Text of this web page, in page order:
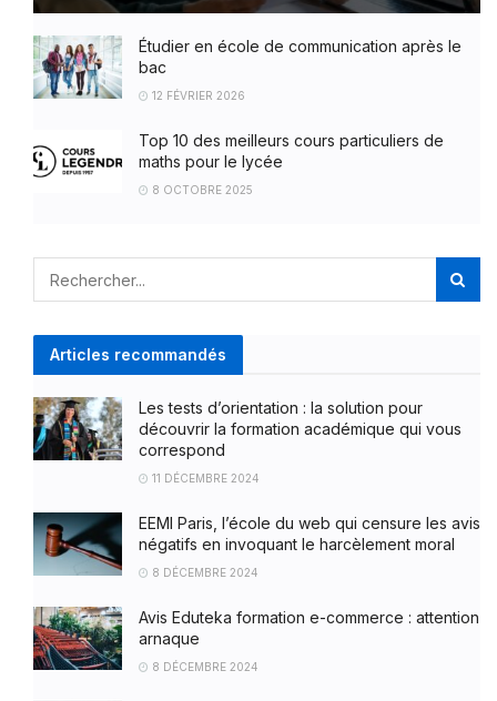
Étudier en école de communication après le
bac
12 FÉVRIER 2026
Top 10 des meilleurs cours particuliers de
maths pour le lycée
8 OCTOBRE 2025
Articles recommandés
Les tests d’orientation : la solution pour
découvrir la formation académique qui vous
correspond
11 DÉCEMBRE 2024
EEMI Paris, l’école du web qui censure les avis
négatifs en invoquant le harcèlement moral
8 DÉCEMBRE 2024
Avis Eduteka formation e-commerce : attention
arnaque
8 DÉCEMBRE 2024